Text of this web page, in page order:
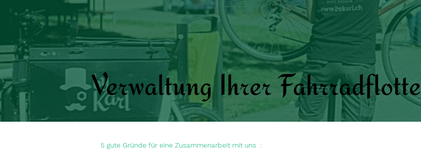
Verwaltung Ihrer Fahrradflotte
5 gute Gründe für eine Zusammenarbeit mit uns :